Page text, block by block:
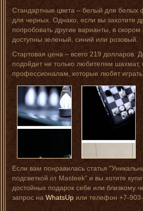
Стандартные цвета – белый для белых
для черных. Однако, если вы захотите
попробовать другие варианты, в
доступны зеленый, синий или розовый.
Стартовая цена – всего 219 долларов.
подойдет не только любителям шахмат,
профессионалам, которые любят играть
Если вам понравилась статья
подсветкой от Masteek" и вы хотите
достойных подарок себе или близкому
запрос наWhatsUpили телефон +7-